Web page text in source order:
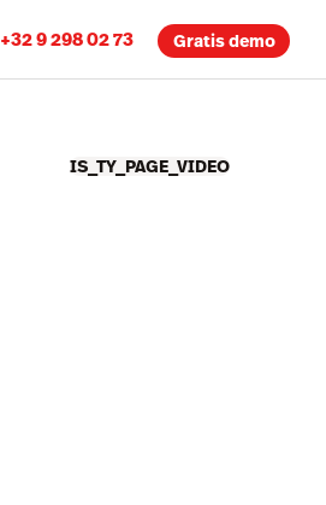
+32 9 298 02 73 Gratis demo
IS_TY_PAGE_VIDEO